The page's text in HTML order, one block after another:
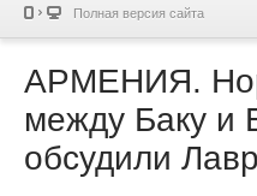
Полная версия сайта
АРМЕНИЯ.
между Баку и
обсудили